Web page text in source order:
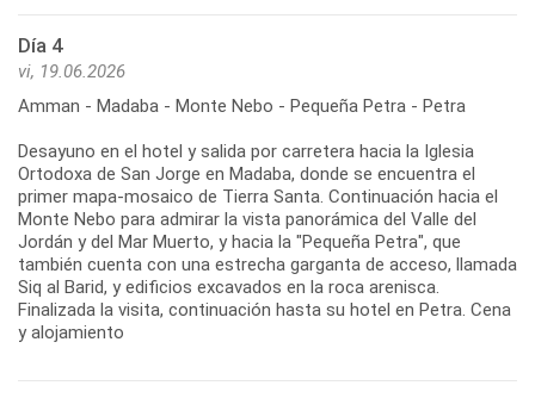
Día 4
vi, 19.06.2026
Amman - Madaba - Monte Nebo - Pequeña Petra - Petra
Desayuno en el hotel y salida por carretera hacia la Iglesia
Ortodoxa de San Jorge en Madaba, donde se encuentra el
primer mapa-mosaico de Tierra Santa. Continuación hacia el
Monte Nebo para admirar la vista panorámica del Valle del
Jordán y del Mar Muerto, y hacia la "Pequeña Petra", que
también cuenta con una estrecha garganta de acceso, llamada
Siq al Barid, y edificios excavados en la roca arenisca.
Finalizada la visita, continuación hasta su hotel en Petra. Cena
y alojamiento